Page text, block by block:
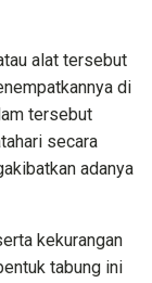
alat tersebut
di
tersebut
secara
adanya
kekurangan
tabung ini